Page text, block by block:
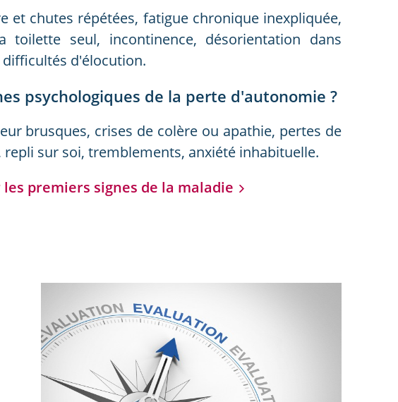
et chutes répétées, fatigue chronique inexpliquée,
toilette seul, incontinence, désorientation dans
d'élocution.
psychologiques de la perte d'autonomie ?
brusques, crises de colère ou apathie, pertes de
sur soi, tremblements, anxiété inhabituelle.
premiers signes de la maladie